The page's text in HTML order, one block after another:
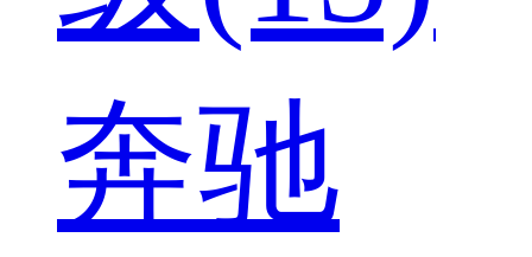
奔驰